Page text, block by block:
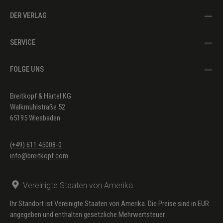
DER VERLAG
SERVICE
FOLGE UNS
Breitkopf & Härtel KG
Walkmühlstraße 52
65195 Wiesbaden
(+49) 611 45008-0
info@breitkopf.com
Vereinigte Staaten von Amerika
Ihr Standort ist Vereinigte Staaten von Amerika. Die Preise sind in EUR
angegeben und enthalten gesetzliche Mehrwertsteuer.